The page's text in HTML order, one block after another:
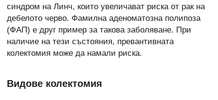
синдром на Линч, които увеличават риска от рак на
дебелото черво. Фамилна аденоматозна полипоза
(ФАП) е друг пример за такова заболяване. При
наличие на тези състояния, превантивната
колектомия може да намали риска.
Видове колектомия